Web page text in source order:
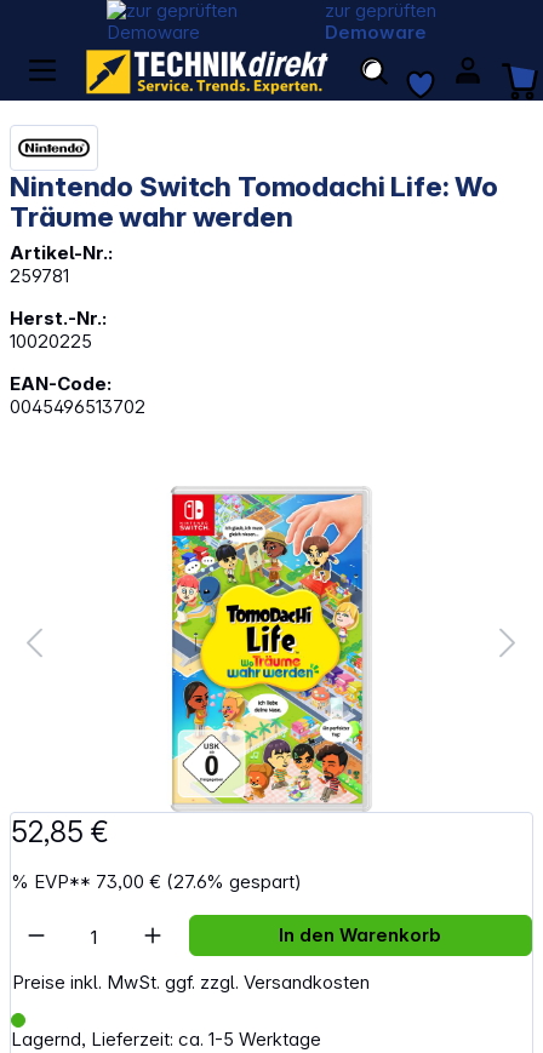
zur geprüften
Demoware
Nintendo Switch Tomodachi Life: Wo
Träume wahr werden
Artikel-Nr.:
259781
Herst.-Nr.:
10020225
EAN-Code:
0045496513702
Bildergalerie überspringen
52,85 €
% EVP** 73,00 € (27.6% gespart)
Preise inkl. MwSt. ggf. zzgl. Versandkosten
Lagernd, Lieferzeit: ca. 1-5 Werktage
Artikel Anzahl: Gib den gewünschten
In den Warenkorb